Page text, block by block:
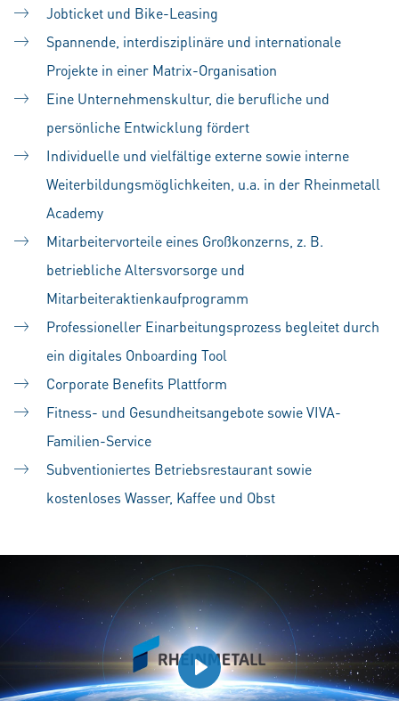
Jobticket und Bike-Leasing
Spannende, interdisziplinäre und internationale
Projekte in einer Matrix-Organisation
Eine Unternehmenskultur, die berufliche und
persönliche Entwicklung fördert
Individuelle und vielfältige externe sowie interne
Weiterbildungsmöglichkeiten, u.a. in der Rheinmetall
Academy
Mitarbeitervorteile eines Großkonzerns, z. B.
betriebliche Altersvorsorge und
Mitarbeiteraktienkaufprogramm
Professioneller Einarbeitungsprozess begleitet durch
ein digitales Onboarding Tool
Corporate Benefits Plattform
Fitness- und Gesundheitsangebote sowie VIVA-
Familien-Service
Subventioniertes Betriebsrestaurant sowie
kostenloses Wasser, Kaffee und Obst
Play